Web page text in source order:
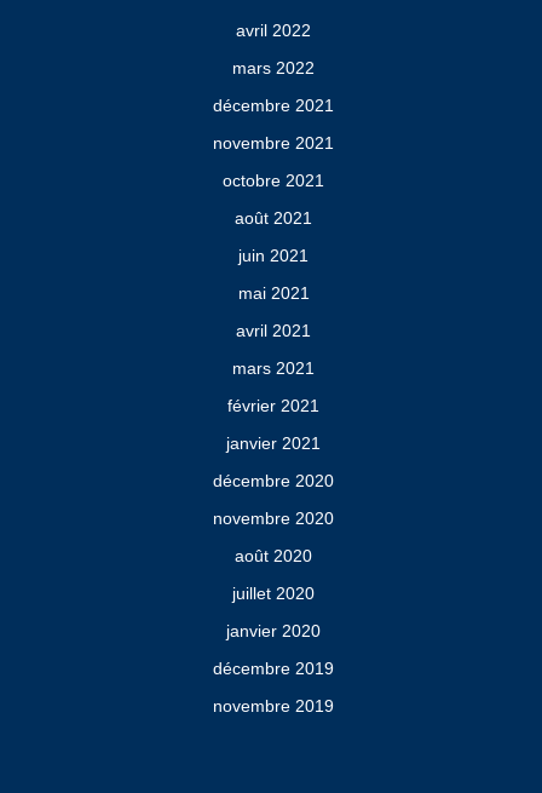
avril 2022
mars 2022
décembre 2021
novembre 2021
octobre 2021
août 2021
juin 2021
mai 2021
avril 2021
mars 2021
février 2021
janvier 2021
décembre 2020
novembre 2020
août 2020
juillet 2020
janvier 2020
décembre 2019
novembre 2019